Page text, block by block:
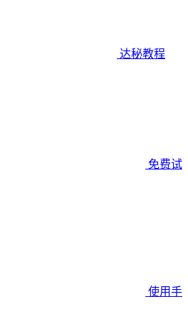
达秘教程
免费试
使用手